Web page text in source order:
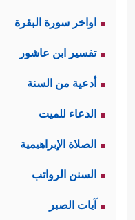
اواخر سورة البقرة
تفسير ابن عاشور
أدعية من السنة
الدعاء للميت
الصلاة الإبراهيمية
السنن الرواتب
آيات الصبر